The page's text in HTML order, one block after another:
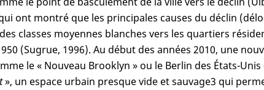
ont montré que les principales causes du déclin
classes moyennes blanches vers les quartiers
(Sugrue, 1996). Au début des années 2010, une
le « Nouveau Brooklyn » ou le Berlin des États-Unis
», un espace urbain presque vide et sauvage3 qui